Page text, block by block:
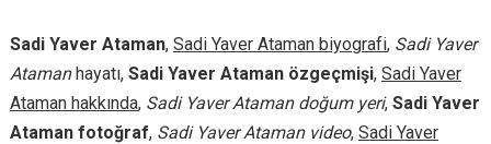
Sadi Yaver Ataman, Sadi Yaver Ataman biyografi, Sadi Yaver
Atamanhayatı, Sadi Yaver Ataman özgeçmişi, Sadi Yaver
Ataman hakkında, Sadi Yaver Ataman doğum yeri, Sadi Yaver
Ataman fotoğraf, Sadi Yaver Ataman video, Sadi Yaver